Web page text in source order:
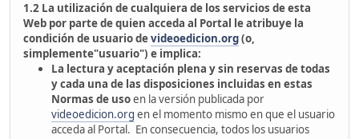
1.2 La utilización de cualquiera de los servicios de esta
Web por parte de quien acceda al Portal le atribuye la
condición de usuario devideoedicion.org(o,
simplemente"usuario") e implica:
La lectura y aceptación plena y sin reservas de todas
y cada una de las disposiciones incluidas en estas
Normas de usoen la versión publicada por
videoedicion.org en el momento mismo en que el usuario
acceda al Portal. En consecuencia, todos los usuarios